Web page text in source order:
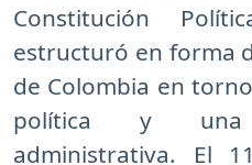
Constitución
estructuró en forma
de Colombia en
política y una
administrativa. El